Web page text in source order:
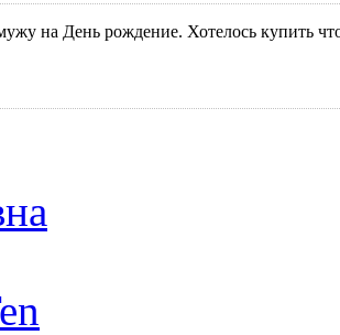
на День рождение. Хотелось купить